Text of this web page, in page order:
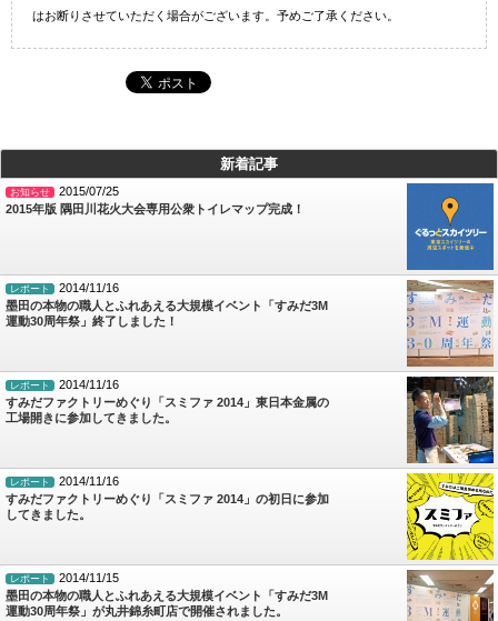
はお断りさせていただく場合がございます。予めご了承ください。
新着記事
お知らせ
2015/07/25
2015年版 隅田川花火大会専用公衆トイレマップ完成！
レポート
2014/11/16
墨田の本物の職人とふれあえる大規模イベント「すみだ3M
運動30周年祭」終了しました！
レポート
2014/11/16
すみだファクトリーめぐり「スミファ 2014」東日本金属の
工場開きに参加してきました。
レポート
2014/11/16
すみだファクトリーめぐり「スミファ 2014」の初日に参加
してきました。
レポート
2014/11/15
墨田の本物の職人とふれあえる大規模イベント「すみだ3M
運動30周年祭」が丸井錦糸町店で開催されました。